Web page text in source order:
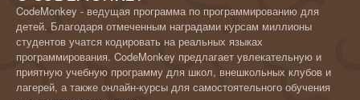
CodeMonkey - ведущая программа по программированию для
детей. Благодаря отмеченным наградами курсам миллионы
студентов учатся кодировать на реальных языках
программирования. CodeMonkey предлагает увлекательную и
приятную учебную программу для школ, внешкольных клубов и
лагерей, а также онлайн-курсы для самостоятельного обучения